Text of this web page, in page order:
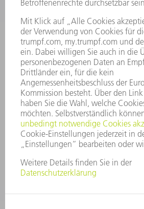
GESCHÄFTSBERICHT
UNTERNEHMENSGRUNDSÄTZE
COMPLIANCE
HINWEISGEBERSYSTEM
SECURITY
PRESSEMITTEILUNGEN
MAGAZINE
LIEFERANTEN
NACHHALTIGKEIT
UMWELT & KLIMA
SOZIALES & GESELLSCHAFT
UNTERNEHMENSFÜHRUNG